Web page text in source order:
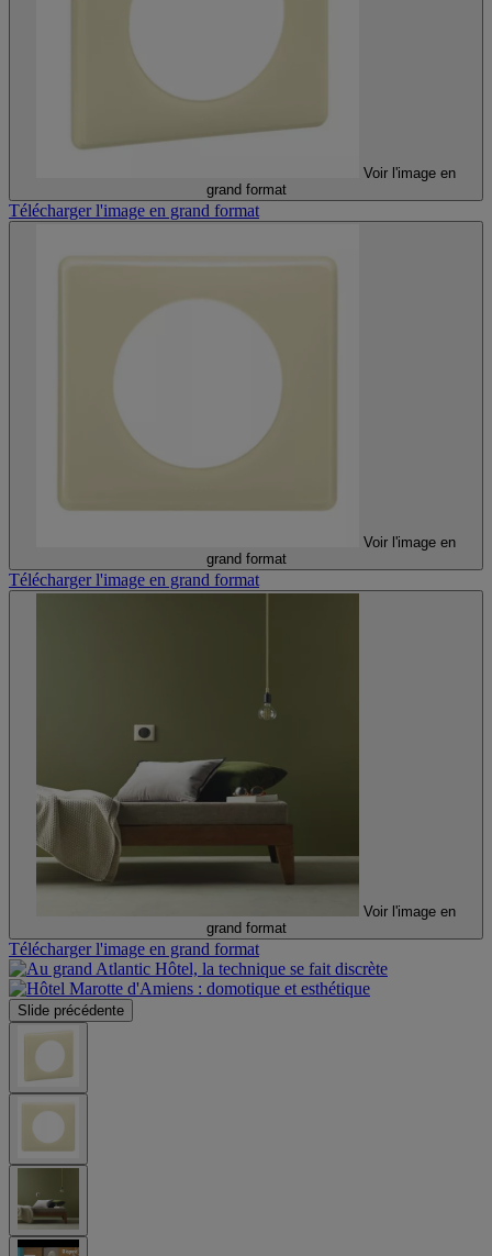
Voir l'image en
grand format
Télécharger l'image en grand format
Voir l'image en
grand format
Télécharger l'image en grand format
Voir l'image en
grand format
Télécharger l'image en grand format
Slide précédente